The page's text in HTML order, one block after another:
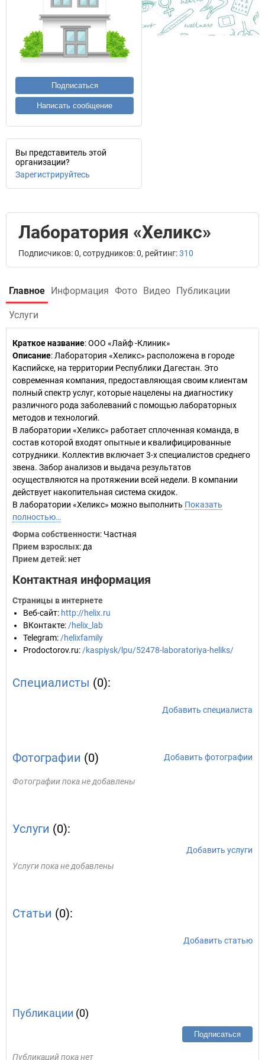
Подписаться
Написать сообщение
Вы представитель этой
организации?
Зарегистрируйтесь
Лаборатория «Хеликс»
Подписчиков: 0, сотрудников: 0, рейтинг:310
Главное Информация Фото Видео Публикации
Услуги
Краткое название:ООО «Лайф -Клиник»
Описание: Лаборатория «Хеликс» расположена в городе
Каспийске, на территории Республики Дагестан. Это
современная компания, предоставляющая своим клиентам
полный спектр услуг, которые нацелены на диагностику
различного рода заболеваний с помощью лабораторных
методов и технологий.
В лаборатории «Хеликс» работает сплоченная команда, в
состав которой входят опытные и квалифицированные
сотрудники. Коллектив включает 3-х специалистов среднего
звена. Забор анализов и выдача результатов
осуществляются на протяжении всей недели. В компании
действует накопительная система скидок.
В лаборатории «Хеликс» можно выполнить Показать
полностью…
Форма собственности: Частная
Прием взрослых: да
Прием детей: нет
Контактная информация
Страницы в интернете
Веб-сайт: http://helix.ru
ВКонтакте: /helix_lab
Telegram: /helixfamily
Prodoctorov.ru: /kaspiysk/lpu/52478-laboratoriya-heliks/
Специалисты (0):
Добавить специалиста
Фотографии (0) Добавить фотографии
Фотографии пока не добавлены
Услуги (0):
Добавить услуги
Услуги пока не добавлены
Статьи (0):
Добавить статью
Публикации (0)
Подписаться
Публикаций пока нет